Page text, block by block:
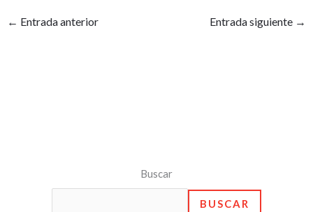
← Entrada anterior Entrada siguiente →
Buscar
BUSCAR